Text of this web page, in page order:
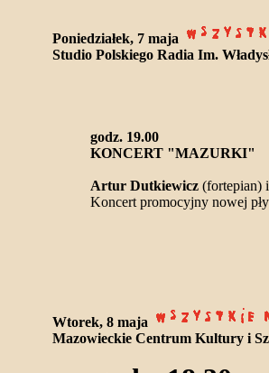
Poniedziałek, 7 maja
Studio Polskiego Radia Im.
godz. 19.00
KONCERT "MAZURKI"
Artur Dutkiewicz (fortepian)
Koncert promocyjny nowej
Wtorek, 8 maja
Mazowieckie Centrum Kultury i